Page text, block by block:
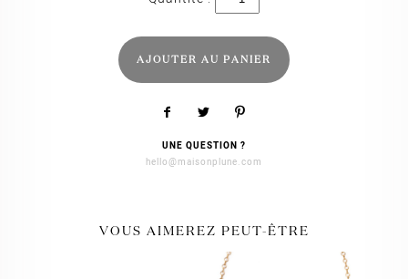
Darcy
AJOUTER AU PANIER
UNE QUESTION ?
hello@maisonplune.com
VOUS AIMEREZ PEUT-ÊTRE